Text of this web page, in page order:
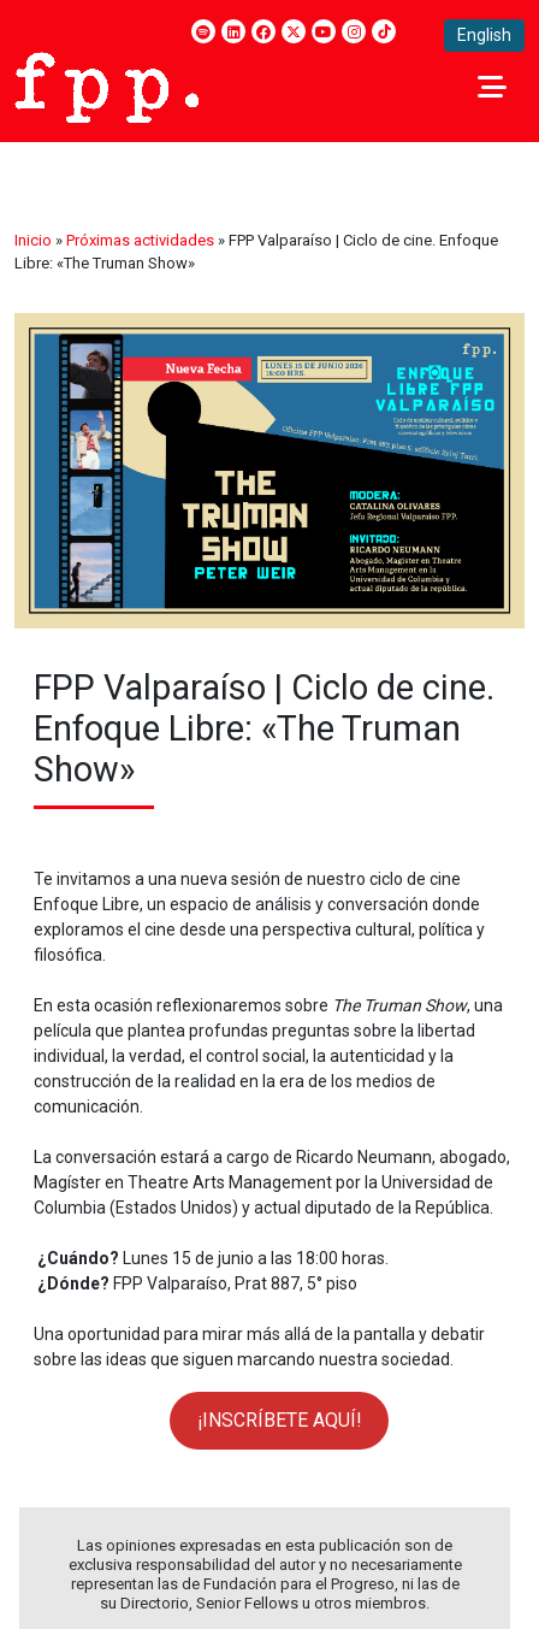
English
Inicio » Próximas actividades » FPP Valparaíso | Ciclo de cine. Enfoque
Libre: «The Truman Show»
FPP Valparaíso | Ciclo de cine.
Enfoque Libre: «The Truman
Show»
Te invitamos a una nueva sesión de nuestro ciclo de cine
Enfoque Libre, un espacio de análisis y conversación donde
exploramos el cine desde una perspectiva cultural, política y
filosófica.
En esta ocasión reflexionaremos sobre The Truman Show, una
película que plantea profundas preguntas sobre la libertad
individual, la verdad, el control social, la autenticidad y la
construcción de la realidad en la era de los medios de
comunicación.
La conversación estará a cargo de Ricardo Neumann, abogado,
Magíster en Theatre Arts Management por la Universidad de
Columbia (Estados Unidos) y actual diputado de la República.
¿Cuándo? Lunes 15 de junio a las 18:00 horas.
¿Dónde? FPP Valparaíso, Prat 887, 5° piso
Una oportunidad para mirar más allá de la pantalla y debatir
sobre las ideas que siguen marcando nuestra sociedad.
¡INSCRÍBETE AQUÍ!
Las opiniones expresadas en esta publicación son de
exclusiva responsabilidad del autor y no necesariamente
representan las de Fundación para el Progreso, ni las de
su Directorio, Senior Fellows u otros miembros.